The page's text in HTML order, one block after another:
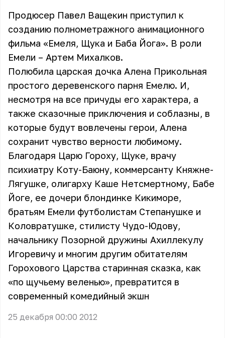
Продюсер Павел Ващекин приступил к
созданию полнометражного анимационного
фильма «Емеля, Щука и Баба Йога». В роли
Емели – Артем Михалков.
Полюбила царская дочка Алена Прикольная
простого деревенского парня Емелю. И,
несмотря на все причуды его характера, а
также сказочные приключения и соблазны, в
которые будут вовлечены герои, Алена
сохранит чувство верности любимому.
Благодаря Царю Гороху, Щуке, врачу
психиатру Коту-Баюну, коммерсанту Княжне-
Лягушке, олигарху Каше Нетсмертному, Бабе
Йоге, ее дочери блондинке Кикиморе,
братьям Емели футболистам Степанушке и
Коловратушке, стилисту Чудо-Юдову,
начальнику Позорной дружины Ахиллекулу
Игоревичу и многим другим обитателям
Горохового Царства старинная сказка, как
«по щучьему веленью», превратится в
современный комедийный экшн
25 декабря 00:00 2012